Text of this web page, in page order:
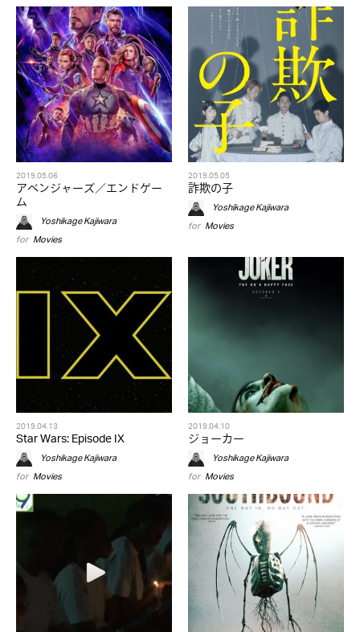
2019.05.06
アベンジャーズ／エンドゲー
ム
Yoshikage Kajiwara
for Movies
2019.05.05
詐欺の子
Yoshikage Kajiwara
for Movies
2019.04.13
Star Wars: Episode IX
Yoshikage Kajiwara
for Movies
2019.04.10
ジョーカー
Yoshikage Kajiwara
for Movies